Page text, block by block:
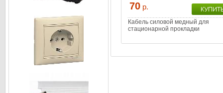
70 р.
Кабель силовой медный для
стационарной прокладки